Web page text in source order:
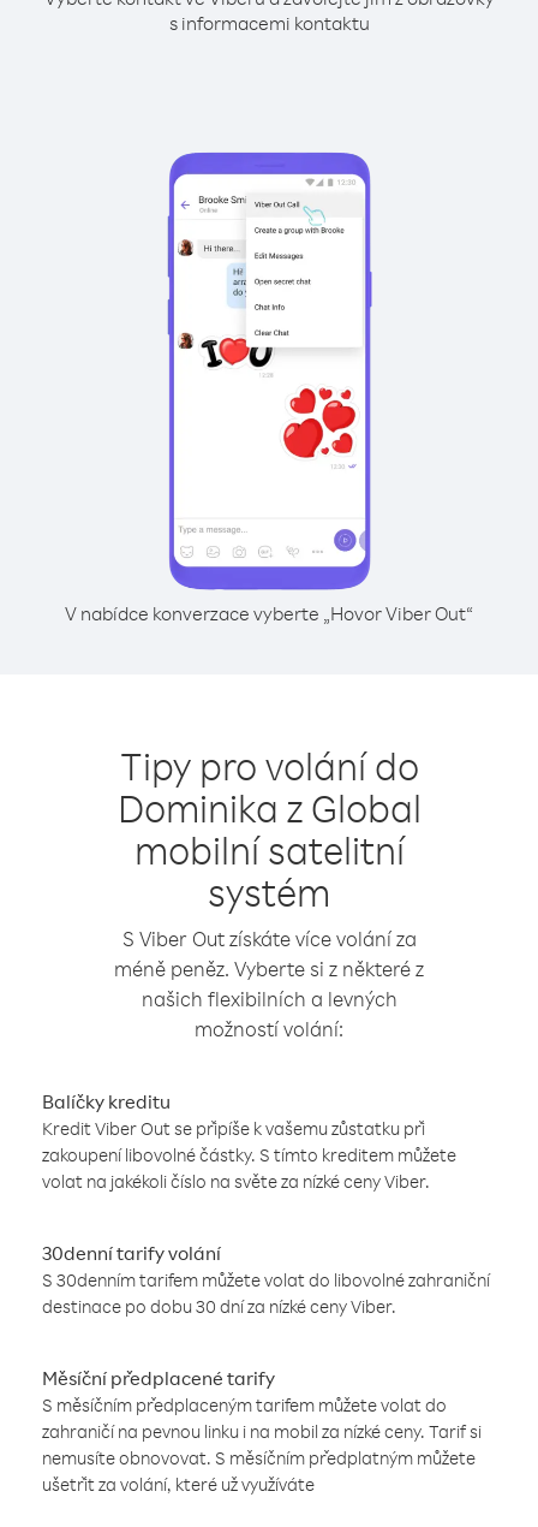
s informacemi kontaktu
V nabídce konverzace vyberte „Hovor Viber Out“
Tipy pro volání do
Dominika z Global
mobilní satelitní
systém
S Viber Out získáte více volání za
méně peněz. Vyberte si z některé z
našich flexibilních a levných
možností volání:
Balíčky kreditu
Kredit Viber Out se připíše k vašemu zůstatku při
zakoupení libovolné částky. S tímto kreditem můžete
volat na jakékoli číslo na světe za nízké ceny Viber.
30denní tarify volání
S 30denním tarifem můžete volat do libovolné zahraniční
destinace po dobu 30 dní za nízké ceny Viber.
Měsíční předplacené tarify
S měsíčním předplaceným tarifem můžete volat do
zahraničí na pevnou linku i na mobil za nízké ceny. Tarif si
nemusíte obnovovat. S měsíčním předplatným můžete
ušetřit za volání, které už využíváte